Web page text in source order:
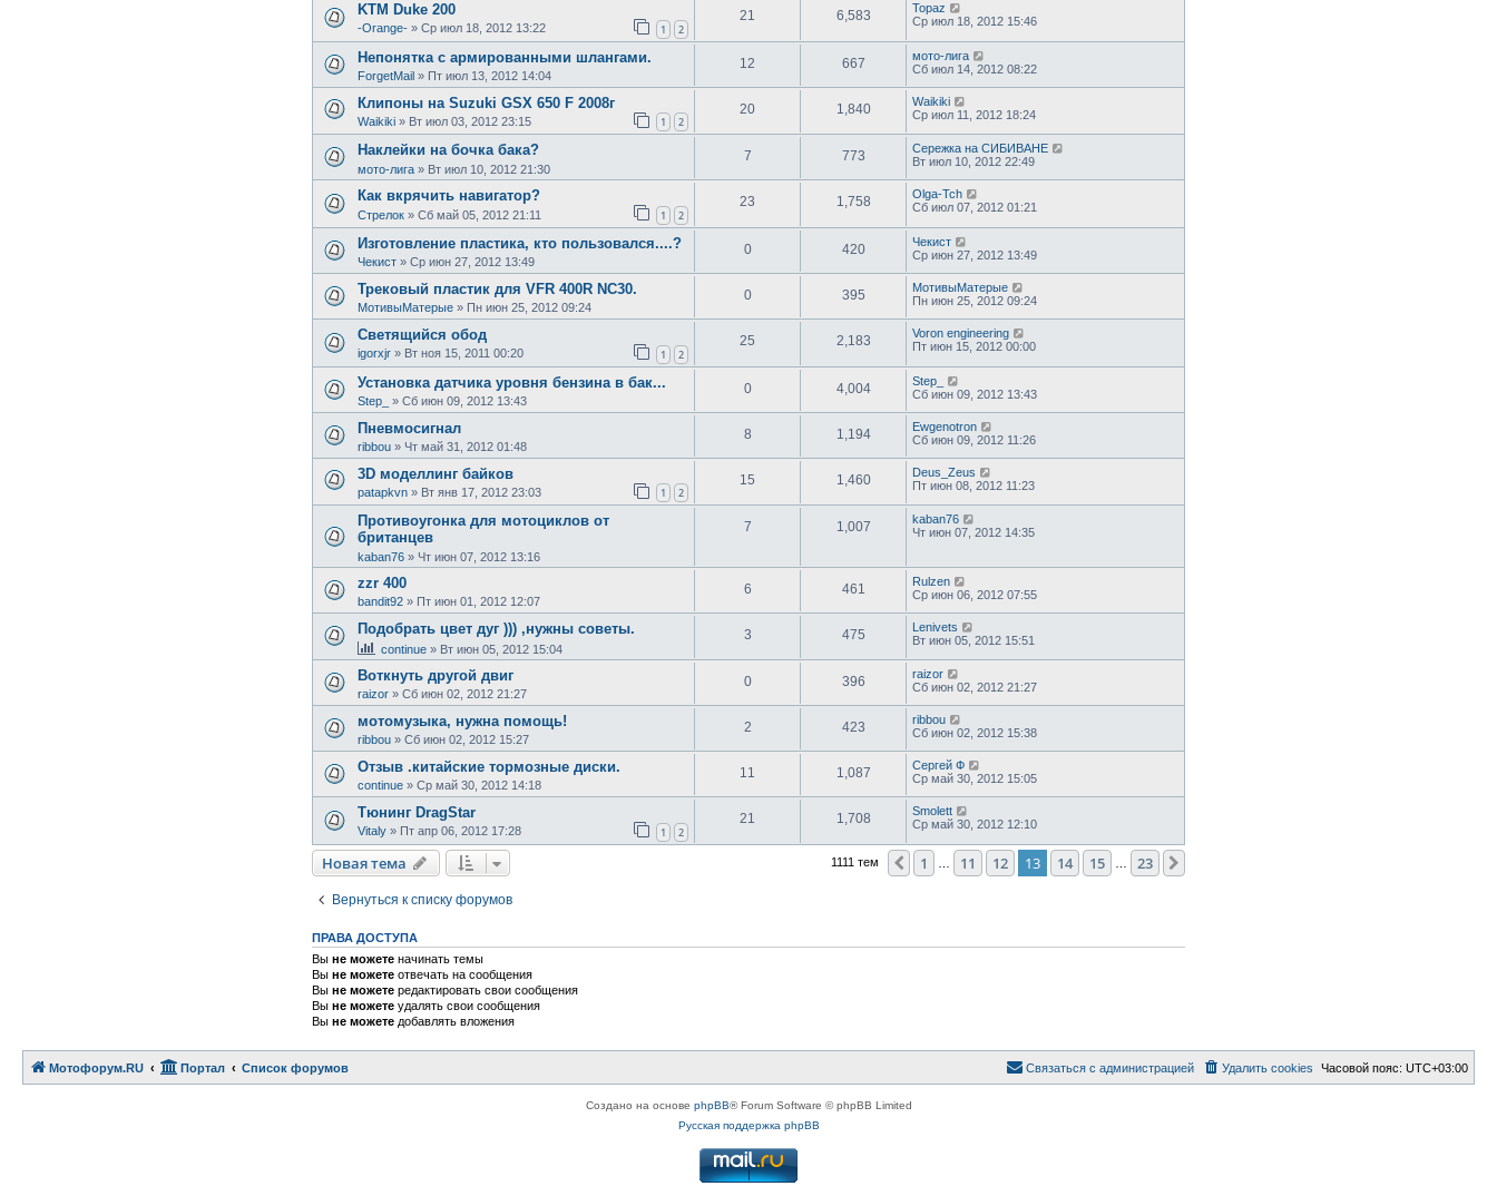
KTM Duke 200
-Orange- » Ср июл 18, 2012 13:22 1 2
21 6,583
Topaz
Ср июл 18, 2012 15:46
Непонятка с армированными шлангами.
ForgetMail » Пт июл 13, 2012 14:04
12 667
мото-лига
Сб июл 14, 2012 08:22
Клипоны на Suzuki GSX 650 F 2008г
Waikiki » Вт июл 03, 2012 23:15 1 2
20 1,840
Waikiki
Ср июл 11, 2012 18:24
Наклейки на бочка бака?
мото-лига » Вт июл 10, 2012 21:30
7 773
Сережка на СИБИВАНЕ
Вт июл 10, 2012 22:49
Как вкрячить навигатор?
Стрелок » Сб май 05, 2012 21:11 1 2
23 1,758
Olga-Tch
Сб июл 07, 2012 01:21
Изготовление пластика, кто пользовался....?
Чекист » Ср июн 27, 2012 13:49
0 420
Чекист
Ср июн 27, 2012 13:49
Трековый пластик для VFR 400R NC30.
МотивыМатерые » Пн июн 25, 2012 09:24
0 395
МотивыМатерые
Пн июн 25, 2012 09:24
Светящийся обод
igorxjr » Вт ноя 15, 2011 00:20 1 2
25 2,183
Voron engineering
Пт июн 15, 2012 00:00
Установка датчика уровня бензина в бак...
Step_ » Сб июн 09, 2012 13:43
0 4,004
Step_
Сб июн 09, 2012 13:43
Пневмосигнал
ribbou » Чт май 31, 2012 01:48
8 1,194
Ewgenotron
Сб июн 09, 2012 11:26
3D моделлинг байков
patapkvn » Вт янв 17, 2012 23:03 1 2
15 1,460
Deus_Zeus
Пт июн 08, 2012 11:23
Противоугонка для мотоциклов от
британцев
kaban76 » Чт июн 07, 2012 13:16
7 1,007
kaban76
Чт июн 07, 2012 14:35
zzr 400
bandit92 » Пт июн 01, 2012 12:07
6 461
Rulzen
Ср июн 06, 2012 07:55
Подобрать цвет дуг ))) ,нужны советы.
continue » Вт июн 05, 2012 15:04
3 475
Lenivets
Вт июн 05, 2012 15:51
Воткнуть другой двиг
raizor » Сб июн 02, 2012 21:27
0 396
raizor
Сб июн 02, 2012 21:27
мотомузыка, нужна помощь!
ribbou » Сб июн 02, 2012 15:27
2 423
ribbou
Сб июн 02, 2012 15:38
Отзыв .китайские тормозные диски.
continue » Ср май 30, 2012 14:18
11 1,087
Сергей Ф
Ср май 30, 2012 15:05
Тюнинг DragStar
Vitaly » Пт апр 06, 2012 17:28 1 2
21 1,708
Smolett
Ср май 30, 2012 12:10
Новая тема 1111 тем Пред.
1 11 12 13 14 15 23
Вернуться к списку форумов
ПРАВА ДОСТУПА
Вы не можете начинать темы
Вы не можете отвечать на сообщения
Вы не можете редактировать свои сообщения
Вы не можете удалять свои сообщения
Вы не можете добавлять вложения
Мотофорум.RU Портал Список форумов Часовой пояс: UTC+03:00
Удалить cookies
Связаться с администрацией
Создано на основе phpBB® Forum Software © phpBB Limited
Русская поддержка phpBB